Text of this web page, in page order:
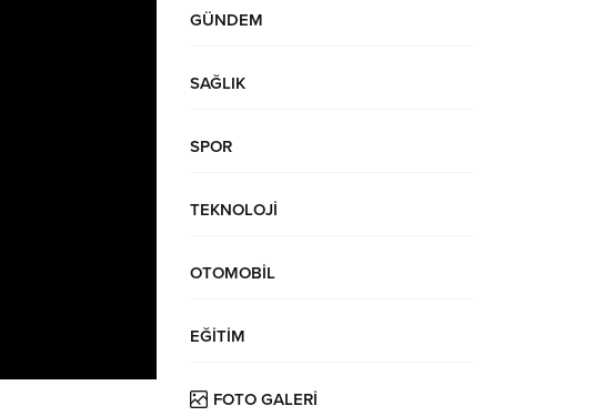
GÜNDEM
SAĞLIK
SPOR
TEKNOLOJİ
OTOMOBİL
EĞİTİM
FOTO GALERİ